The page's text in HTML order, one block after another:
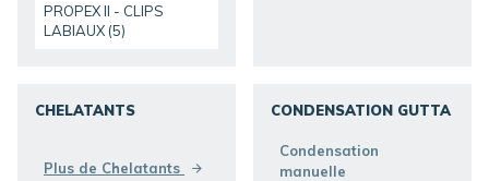
PROPEX II - CLIPS
LABIAUX (5)
CHELATANTS
Plus de Chelatants
CONDENSATION GUTTA
Condensation
manuelle